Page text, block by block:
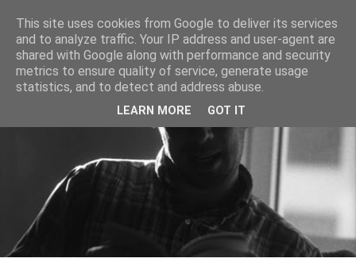
This site uses cookies from Google to deliver its services
and to analyze traffic. Your IP address and user-agent are
shared with Google along with performance and security
metrics to ensure quality of service, generate usage
statistics, and to detect and address abuse.
LEARN MORE GOT IT